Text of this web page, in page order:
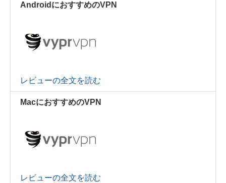
AndroidにおすすめのVPN
レビューの全文を読む
MacにおすすめのVPN
レビューの全文を読む